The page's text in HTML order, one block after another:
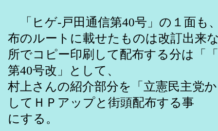
「ヒゲ-戸田通信第40号」の１面も
布のルートに載せたものは改訂出来
所でコピー印刷して配布する分は「
第40号改」として、
村上さんの紹介部分を「立憲民主党
してＨＰアップと街頭配布する事
にする。